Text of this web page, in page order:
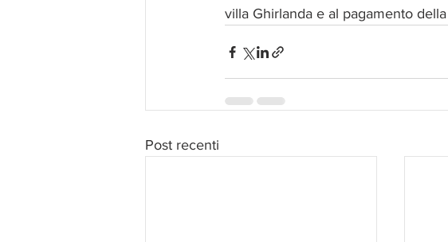
villa Ghirlanda e al pagamento
Post recenti